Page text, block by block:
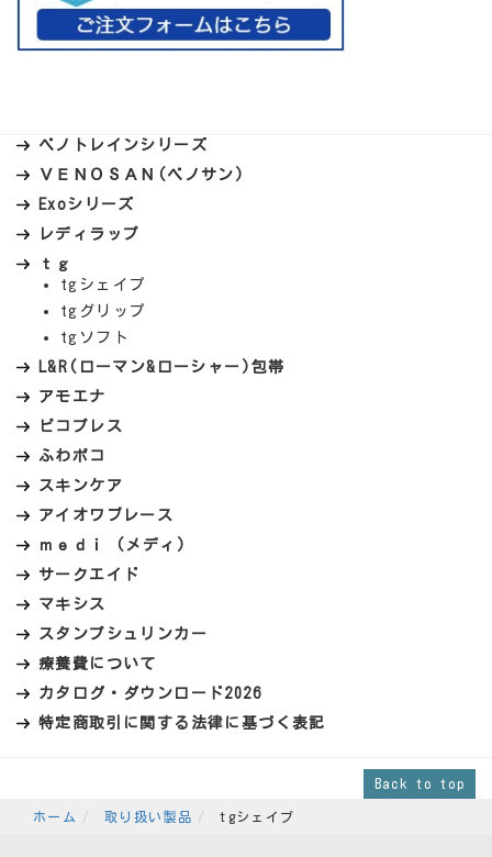
ベノトレインシリーズ
ＶＥＮＯＳＡＮ(ベノサン)
Exoシリーズ
レディラップ
ｔｇ
tgシェイプ
tgグリップ
tgソフト
L&R(ローマン&ローシャー)包帯
アモエナ
ピコプレス
ふわポコ
スキンケア
アイオワブレース
ｍｅｄｉ (メディ)
サークエイド
マキシス
スタンプシュリンカー
療養費について
カタログ・ダウンロード2026
特定商取引に関する法律に基づく表記
Back to top
ホーム 取り扱い製品 tgシェイプ